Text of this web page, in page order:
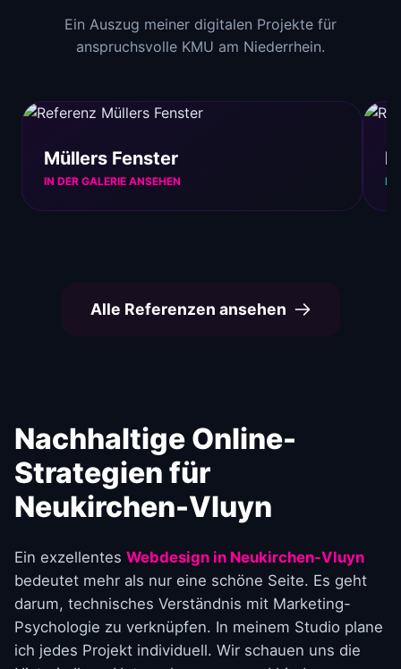
Ein Auszug meiner digitalen Projekte für
anspruchsvolle KMU am Niederrhein.
Müllers Fenster
IN DER GALERIE ANSEHEN IN
Alle Referenzen ansehen
Nachhaltige Online-
Strategien für
Neukirchen-Vluyn
Ein exzellentes Webdesign in Neukirchen-Vluyn
bedeutet mehr als nur eine schöne Seite. Es geht
darum, technisches Verständnis mit Marketing-
Psychologie zu verknüpfen. In meinem Studio plane
ich jedes Projekt individuell. Wir schauen uns die